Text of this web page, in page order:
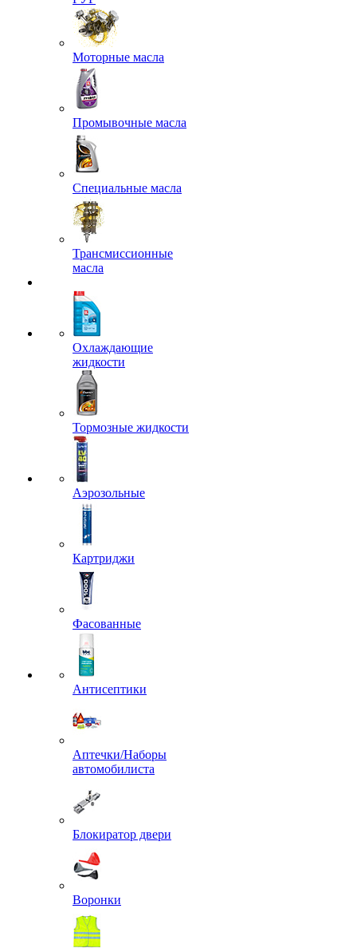
Моторные масла
Промывочные масла
Специальные масла
Трансмиссионные
масла
Охлаждающие
жидкости
Тормозные жидкости
Аэрозольные
Картриджи
Фасованные
Антисептики
Аптечки/Наборы
автомобилиста
Блокиратор двери
Воронки